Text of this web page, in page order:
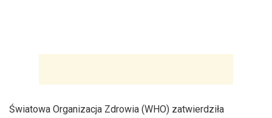
Światowa Organizacja Zdrowia (WHO) zatwierdziła